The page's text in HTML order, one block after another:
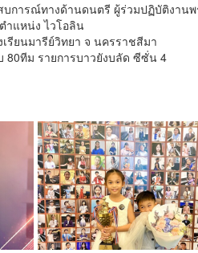
การณ์ทางด้านดนตรี ผู้ร่วมปฏิบัติงาน
ำแหน่ง ไวโอลิน
รียนมารีย์วิทยา จ นครราชสีมา
80ทีม รายการบาวยังบลัด ซีซั่น 4